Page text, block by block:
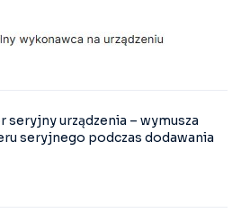
seryjny urządzenia – wymusza
seryjnego podczas dodawania